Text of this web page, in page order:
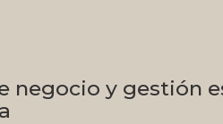
negocio y gestión